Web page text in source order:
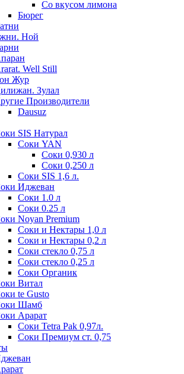
Со вкусом лимона
Бюрег
Ной
Well Still
Жур
Зулал
Производители
Dausuz
SIS Натурал
Соки YAN
Соки 0,930 л
Соки 0,250 л
Соки SIS 1,6 л.
Иджеван
Соки 1.0 л
Соки 0.25 л
Noyan Premium
Соки и Нектары 1,0 л
Соки и Нектары 0,2 л
Соки стекло 0,75 л
Соки стекло 0,25 л
Соки Органик
Витал
te Gusto
Шамб
Арарат
Соки Tetra Pak 0,97л.
Соки Премиум ст. 0,75